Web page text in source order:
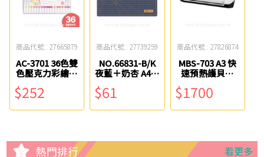
商品代號 : 27665879
AC-3701 36色雙
色壓克力彩繪筆
$252
商品代號 : 27739259
NO.66831-B/K
夜藍＋奶杏 A4墨
墊 ABEL力大
$61
商品代號 : 27826874
MBS-703 A3 快
速預熱護貝機
$1700
熱門排行 看更多